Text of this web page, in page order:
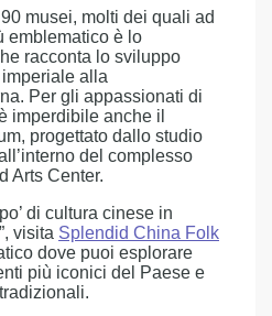
musei, molti dei quali ad
emblematico è lo
racconta lo sviluppo
alla
Per gli appassionati di
imperdibile anche il
progettato dallo studio
del complesso
Arts Center.
di cultura cinese in
visita Splendid China Folk
dove puoi esplorare
più iconici del Paese e